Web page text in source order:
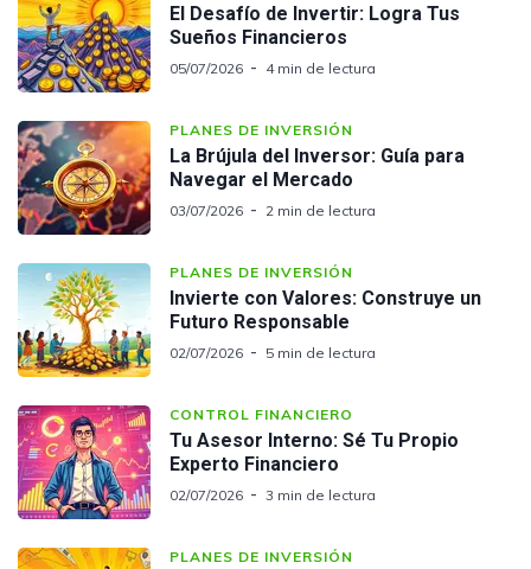
El Desafío de Invertir: Logra Tus
Sueños Financieros
05/07/2026 4 min de lectura
PLANES DE INVERSIÓN
La Brújula del Inversor: Guía para
Navegar el Mercado
03/07/2026 2 min de lectura
PLANES DE INVERSIÓN
Invierte con Valores: Construye un
Futuro Responsable
02/07/2026 5 min de lectura
CONTROL FINANCIERO
Tu Asesor Interno: Sé Tu Propio
Experto Financiero
02/07/2026 3 min de lectura
PLANES DE INVERSIÓN